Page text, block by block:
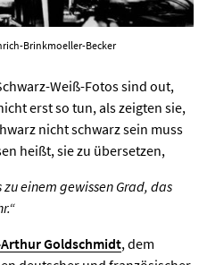
Newsletter
Ticktes kaufen
Kontakt
Brinkmoeller-Becker
Weiß-Fotos sind out,
erst so tun, als zeigten sie,
nicht schwarz sein muss
heißt, sie zu übersetzen,
einem gewissen Grad, das
Goldschmidt, dem